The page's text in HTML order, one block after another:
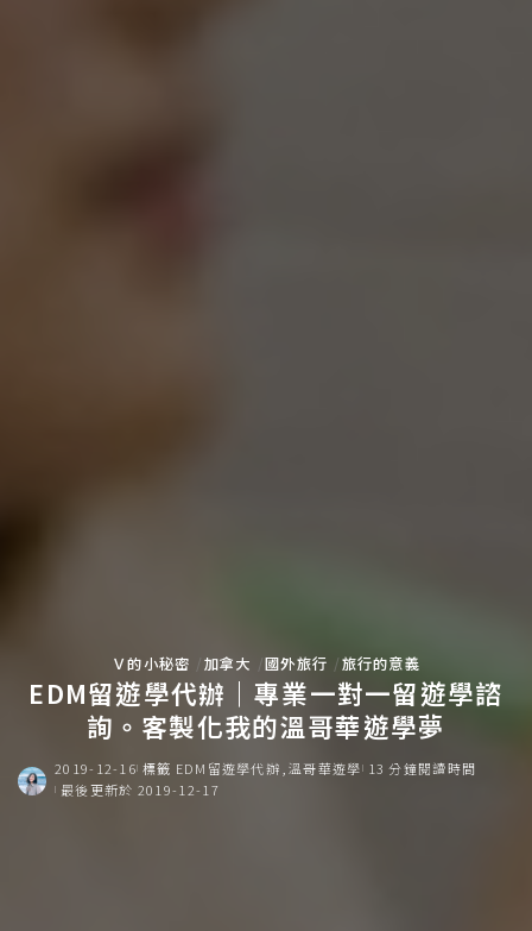
Ｖ的小秘密 加拿大 國外旅行 旅行的意義
EDM留遊學代辦｜專業一對一留遊學諮
詢。客製化我的溫哥華遊學夢
2019-12-16 標籤 EDM留遊學代辦 溫哥華遊學 13 分鐘閱讀時間
最後更新於 2019-12-17